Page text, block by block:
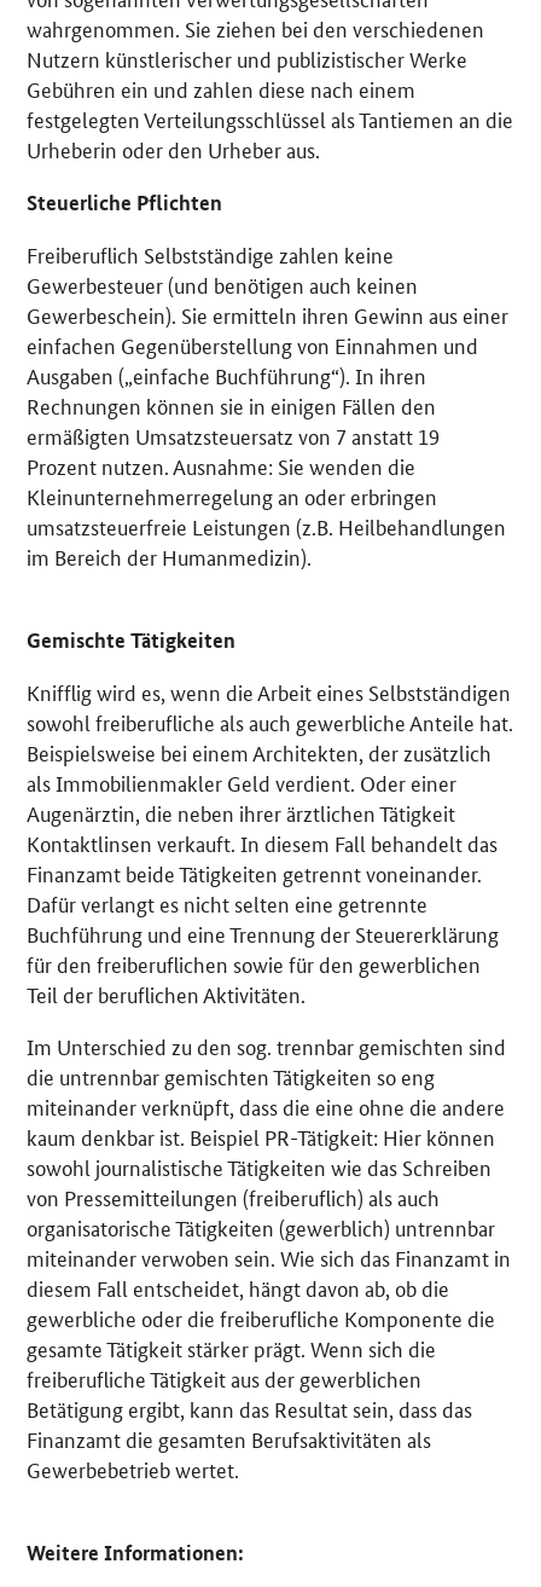
wahrgenommen. Sie ziehen bei den verschiedenen
Nutzern künstlerischer und publizistischer Werke
Gebühren ein und zahlen diese nach einem
festgelegten Verteilungsschlüssel als Tantiemen an die
Urheberin oder den Urheber aus.
Steuerliche Pflichten
Freiberuflich Selbstständige zahlen keine
Gewerbesteuer (und benötigen auch keinen
Gewerbeschein). Sie ermitteln ihren Gewinn aus einer
einfachen Gegenüberstellung von Einnahmen und
Ausgaben („einfache Buchführung“). In ihren
Rechnungen können sie in einigen Fällen den
ermäßigten Umsatzsteuersatz von 7 anstatt 19
Prozent nutzen. Ausnahme: Sie wenden die
Kleinunternehmerregelung an oder erbringen
umsatzsteuerfreie Leistungen (z.B. Heilbehandlungen
im Bereich der Humanmedizin).
Gemischte Tätigkeiten
Knifflig wird es, wenn die Arbeit eines Selbstständigen
sowohl freiberufliche als auch gewerbliche Anteile hat.
Beispielsweise bei einem Architekten, der zusätzlich
als Immobilienmakler Geld verdient. Oder einer
Augenärztin, die neben ihrer ärztlichen Tätigkeit
Kontaktlinsen verkauft. In diesem Fall behandelt das
Finanzamt beide Tätigkeiten getrennt voneinander.
Dafür verlangt es nicht selten eine getrennte
Buchführung und eine Trennung der Steuererklärung
für den freiberuflichen sowie für den gewerblichen
Teil der beruflichen Aktivitäten.
Im Unterschied zu den sog. trennbar gemischten sind
die untrennbar gemischten Tätigkeiten so eng
miteinander verknüpft, dass die eine ohne die andere
kaum denkbar ist. Beispiel PR-Tätigkeit: Hier können
sowohl journalistische Tätigkeiten wie das Schreiben
von Pressemitteilungen (freiberuflich) als auch
organisatorische Tätigkeiten (gewerblich) untrennbar
miteinander verwoben sein. Wie sich das Finanzamt in
diesem Fall entscheidet, hängt davon ab, ob die
gewerbliche oder die freiberufliche Komponente die
gesamte Tätigkeit stärker prägt. Wenn sich die
freiberufliche Tätigkeit aus der gewerblichen
Betätigung ergibt, kann das Resultat sein, dass das
Finanzamt die gesamten Berufsaktivitäten als
Gewerbebetrieb wertet.
Weitere Informationen: